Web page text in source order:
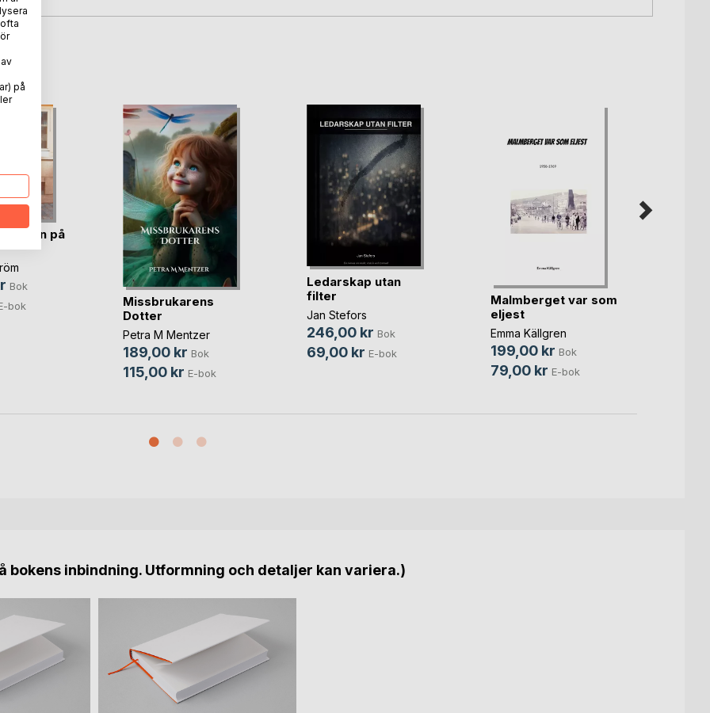
på
Bok
bok
Missbrukarens
Dotter
Petra M Mentzer
189,00 kr Bok
115,00 kr E-bok
Ledarskap utan
filter
Jan Stefors
246,00 kr Bok
69,00 kr E-bok
Malmberget var som
eljest
Emma Källgren
199,00 kr Bok
79,00 kr E-bok
bokens inbindning. Utformning och detaljer kan variera.)
på